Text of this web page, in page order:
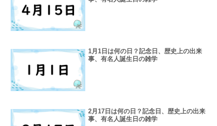
1月1日は何の日？記念日、歴史上の出来
事、有名人誕生日の雑学
2月17日は何の日？記念日、歴史上の出来
事、有名人誕生日の雑学